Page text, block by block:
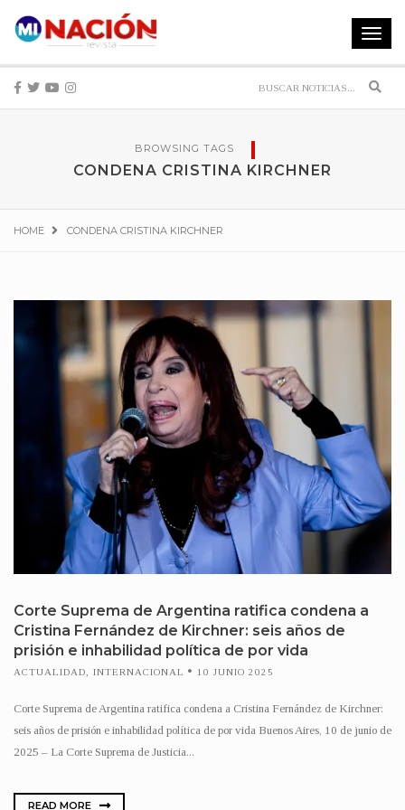
Toggle
BROWSING TAGS
CONDENA CRISTINA KIRCHNER
HOME CONDENA CRISTINA KIRCHNER
Corte Suprema de Argentina ratifica condena a
Cristina Fernández de Kirchner: seis años de
prisión e inhabilidad política de por vida
ACTUALIDAD INTERNACIONAL 10 JUNIO 2025
Corte Suprema de Argentina ratifica condena a Cristina Fernández de Kirchner:
seis años de prisión e inhabilidad política de por vida Buenos Aires, 10 de junio de
2025 – La Corte Suprema de Justicia...
READ MORE